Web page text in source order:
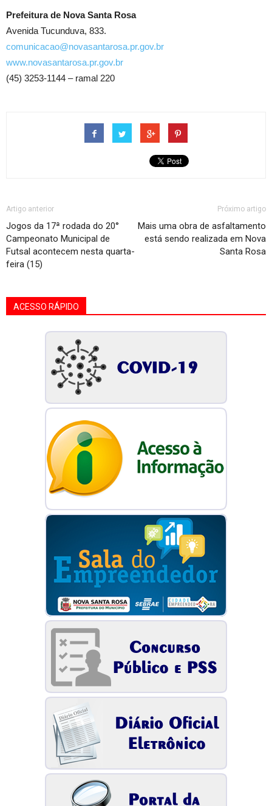
Prefeitura de Nova Santa Rosa
Avenida Tucunduva, 833.
comunicacao@novasantarosa.pr.gov.br
www.novasantarosa.pr.gov.br
(45) 3253-1144 – ramal 220
Artigo anterior
Jogos da 17ª rodada do 20°
Campeonato Municipal de
Futsal acontecem nesta quarta-
feira (15)
Próximo artigo
Mais uma obra de asfaltamento
está sendo realizada em Nova
Santa Rosa
ACESSO RÁPIDO